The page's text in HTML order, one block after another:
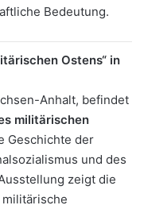
Bedeutung.
Ostens“ in
Anhalt, befindet
militärischen
Geschichte der
und des
zeigt die